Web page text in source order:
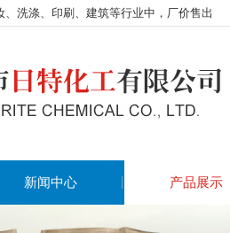
洗涤、印刷、建筑等行业中，厂价售出
新闻中心 产品展示